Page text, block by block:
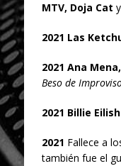
MTV, Doja Cat y
2021 Las
2021 Ana
Beso de
2021 Billie Eilish
2021 Fallece a
también fue el